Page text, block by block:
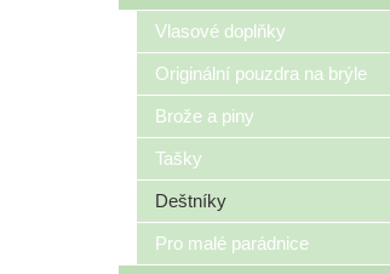
Vlasové doplňky
Originální pouzdra na brýle
Brože a piny
Tašky
Deštníky
Pro malé parádnice